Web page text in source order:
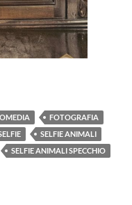
FOTOGRAFIA
SELFIE ANIMALI
SELFIE ANIMALI SPECCHIO